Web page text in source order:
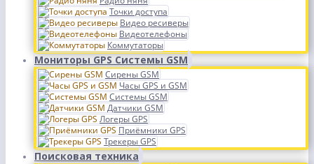
Точки доступа
Видео ресиверы
Видеотелефоны
Коммутаторы
Мониторы GPS Системы GSM
Сирены GSM
Часы GPS и GSM
Системы GSM
Датчики GSM
Логеры GPS
Приёмники GPS
Трекеры GPS
Поисковая техника